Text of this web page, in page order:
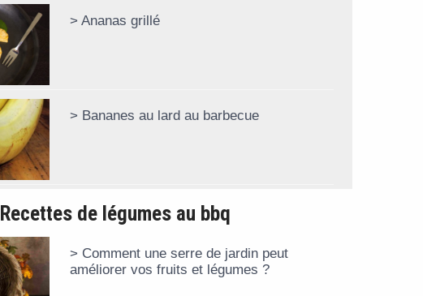
Ananas grillé
Bananes au lard au barbecue
Recettes de légumes au bbq
Comment une serre de jardin peut
améliorer vos fruits et légumes ?